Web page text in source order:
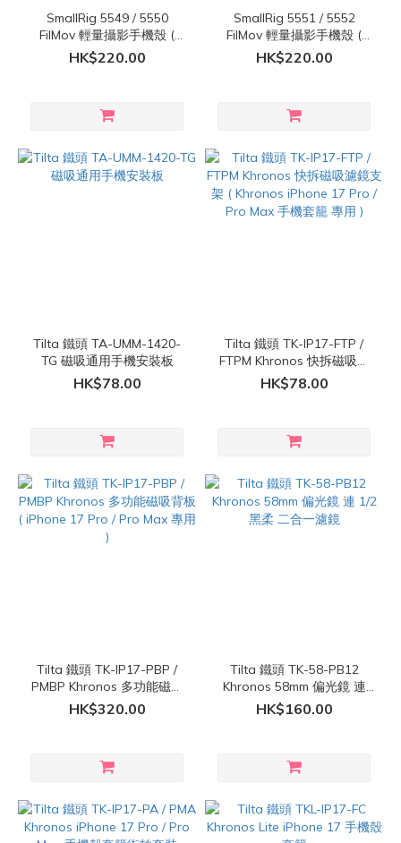
SmallRig 5549 / 5550
FilMov 輕量攝影手機殼 (
iPhone 17 Pro 適用 )
HK$220.00
SmallRig 5551 / 5552
FilMov 輕量攝影手機殼 (
iPhone 17 Pro Max 適用 )
HK$220.00
Tilta 鐵頭 TA-UMM-1420-
TG 磁吸通用手機安裝板
HK$78.00
Tilta 鐵頭 TK-IP17-FTP /
FTPM Khronos 快拆磁吸濾
鏡支架 ( Khronos iPhone 17
Pro / Pro Max 手機套籠 專
HK$78.00
Tilta 鐵頭 TK-IP17-PBP /
PMBP Khronos 多功能磁吸
Max 專用 )
HK$320.00
Tilta 鐵頭 TK-58-PB12
Khronos 58mm 偏光鏡 連
1/2 黑柔 二合一濾鏡
HK$160.00